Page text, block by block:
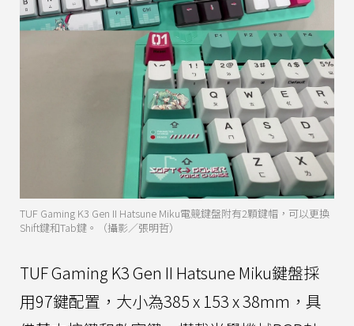
TUF Gaming K3 Gen II Hatsune Miku電競鍵盤附有2顆鍵帽，可以更換
Shift鍵和Tab鍵。（攝影／張明哲）
TUF Gaming K3 Gen II Hatsune Miku鍵盤採
用97鍵配置，大小為385 x 153 x 38mm，具